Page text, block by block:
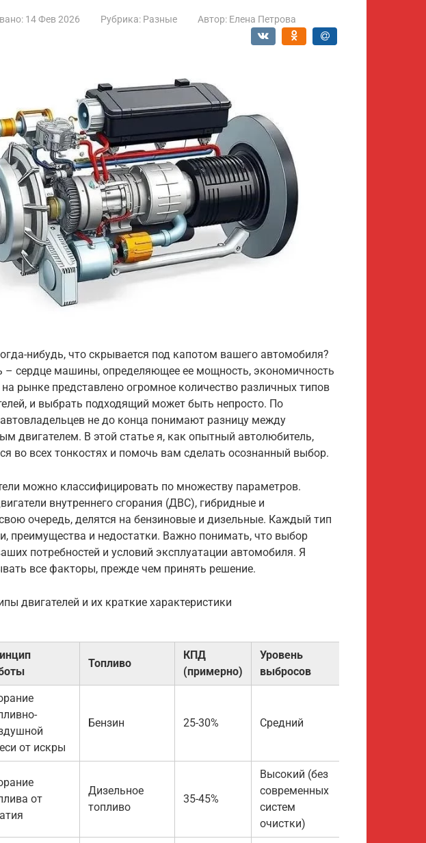
14 Фев 2026 Рубрика: Разные Автор: Елена Петрова
нибудь, что скрывается под капотом вашего автомобиля?
– сердце машины, определяющее ее мощность, экономичность
рынке представлено огромное количество различных типов
и выбрать подходящий может быть непросто. По
автовладельцев не до конца понимают разницу между
двигателем. В этой статье я, как опытный автолюбитель,
во всех тонкостях и помочь вам сделать осознанный выбор.
можно классифицировать по множеству параметров.
внутреннего сгорания (ДВС), гибридные и
очередь, делятся на бензиновые и дизельные. Каждый тип
преимущества и недостатки. Важно понимать, что выбор
потребностей и условий эксплуатации автомобиля. Я
все факторы, прежде чем принять решение.
двигателей и их краткие характеристики
Топливо
КПД
(примерно)
Уровень
выбросов
от искры
Бензин 25-30% Средний
от
Дизельное
топливо
35-45%
Высокий (без
современных
систем
очистки)